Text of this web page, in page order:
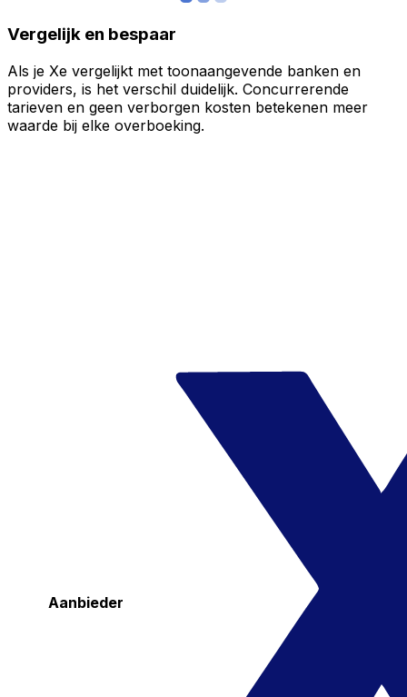
Vergelijk en bespaar
Als je Xe vergelijkt met toonaangevende banken en
providers, is het verschil duidelijk. Concurrerende
tarieven en geen verborgen kosten betekenen meer
waarde bij elke overboeking.
Aanbieder